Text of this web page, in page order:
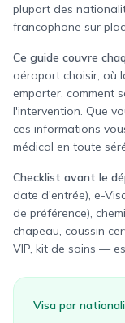
plupart des
francophone sur
Ce guide couvre
aéroport choisir, où
emporter, comment
l'intervention. Que
ces informations
médical en toute
Checklist avant le
date d'entrée), e-
de préférence),
chapeau, coussin
VIP, kit de soins —
Visa par